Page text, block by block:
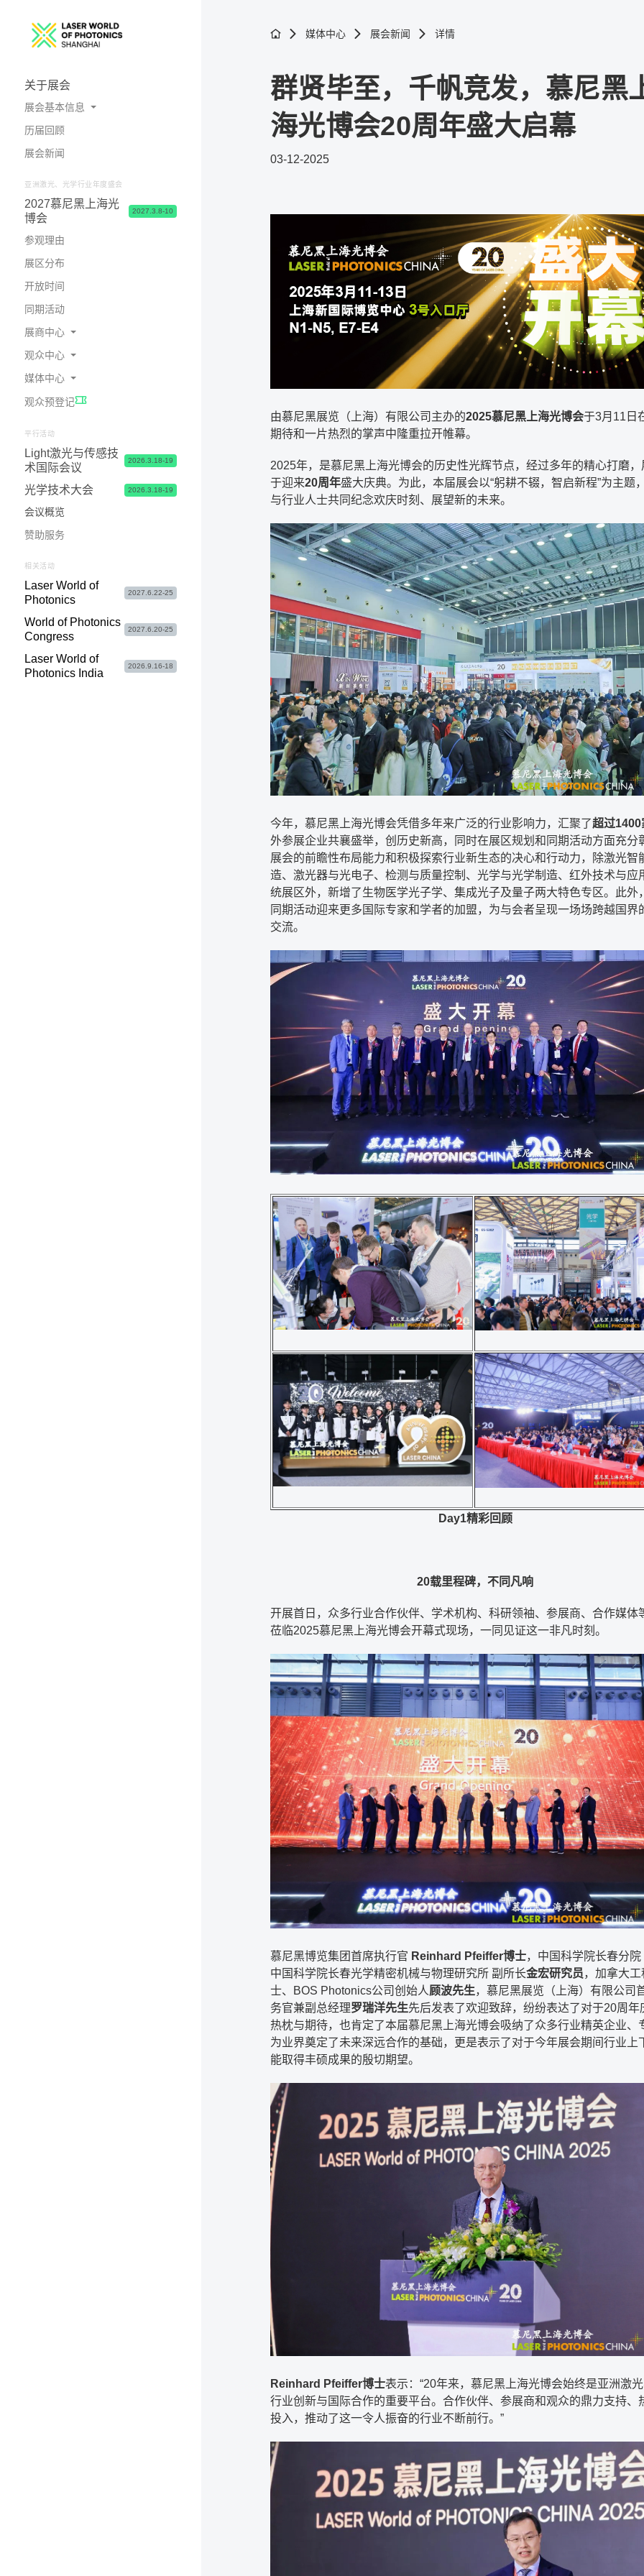
关于展会
展会基本信息
展会概况
照片与视频
历届回顾
展会新闻
亚洲激光、光学行业年度盛会
2027慕尼黑上海光
博会
2027.3.8-10
参观理由
展区分布
开放时间
同期活动
展商中心
为何参展
预定展位
展商中心 & 参展申请常见问题
展台 & 市场推广服务
物流&签证服务
联系我们
观众中心
在线会刊
交通指南
酒店食宿
签证服务
参观咨询&常见问题
媒体中心
展会新闻
照片与视频
合作媒体
媒体联络
观众预登记
平行活动
Light激光与传感技
术国际会议
2026.3.18-19
光学技术大会 2026.3.18-19
会议概览
赞助服务
相关活动
Laser World of
Photonics
2027.6.22-25
World of Photonics
Congress
2027.6.20-25
Laser World of
Photonics India
2026.9.16-18
媒体中心 展会新闻 详情
群贤毕至，千帆竞发，慕尼黑
海光博会20周年盛大启幕
03-12-2025
由慕尼黑展览（上海）有限公司主办的2025慕尼黑上海光博会于3月11日
期待和一片热烈的掌声中隆重拉开帷幕。
2025年，是慕尼黑上海光博会的历史性光辉节点，经过多年的精心打磨，
于迎来20周年盛大庆典。为此，本届展会以“躬耕不辍，智启新程”为主题
与行业人士共同纪念欢庆时刻、展望新的未来。
今年，慕尼黑上海光博会凭借多年来广泛的行业影响力，汇聚了超过1400
外参展企业共襄盛举，创历史新高，同时在展区规划和同期活动方面充分
展会的前瞻性布局能力和积极探索行业新生态的决心和行动力，除激光智
造、激光器与光电子、检测与质量控制、光学与光学制造、红外技术与应
统展区外，新增了生物医学光子学、集成光子及量子两大特色专区。此外
同期活动迎来更多国际专家和学者的加盟，为与会者呈现一场场跨越国界
交流。
Day1精彩回顾
20载里程碑，不同凡响
开展首日，众多行业合作伙伴、学术机构、科研领袖、参展商、合作媒体
莅临2025慕尼黑上海光博会开幕式现场，一同见证这一非凡时刻。
慕尼黑博览集团首席执行官 Reinhard Pfeiffer博士，中国科学院长春分院
中国科学院长春光学精密机械与物理研究所 副所长金宏研究员，加拿大
士、BOS Photonics公司创始人顾波先生，慕尼黑展览（上海）有限公司
务官兼副总经理罗瑞洋先生先后发表了欢迎致辞，纷纷表达了对于20周年
热枕与期待，也肯定了本届慕尼黑上海光博会吸纳了众多行业精英企业、
为业界奠定了未来深远合作的基础，更是表示了对于今年展会期间行业上
能取得丰硕成果的殷切期望。
Reinhard Pfeiffer博士表示：“20年来，慕尼黑上海光博会始终是亚洲激
行业创新与国际合作的重要平台。合作伙伴、参展商和观众的鼎力支持、
投入，推动了这一令人振奋的行业不断前行。”